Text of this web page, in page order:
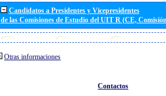
Candidatos a Presidentes y Vicepresidentes
de las Comisiones de Estudio del UIT R (CE,
Otras informaciones
Contactos